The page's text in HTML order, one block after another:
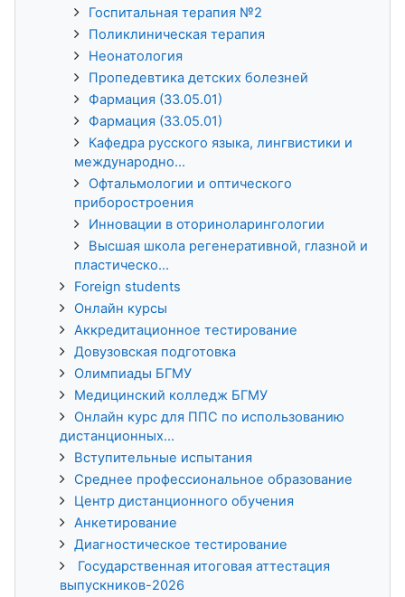
Госпитальная терапия №2
Поликлиническая терапия
Неонатология
Пропедевтика детских болезней
Фармация (33.05.01)
Фармация (33.05.01)
Кафедра русского языка, лингвистики и
международно...
Офтальмологии и оптического
приборостроения
Инновации в оториноларингологии
Высшая школа регенеративной, глазной и
пластическо...
Foreign students
Онлайн курсы
Аккредитационное тестирование
Довузовская подготовка
Олимпиады БГМУ
Медицинский колледж БГМУ
Онлайн курс для ППС по использованию
дистанционных...
Вступительные испытания
Среднее профессиональное образование
Центр дистанционного обучения
Анкетирование
Диагностическое тестирование
Государственная итоговая аттестация
выпускников-2026